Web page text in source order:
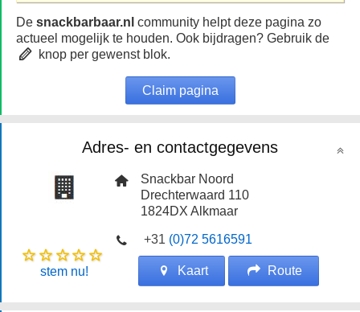
De snackbarbaar.nl community helpt deze pagina zo
actueel mogelijk te houden. Ook bijdragen? Gebruik de
knop per gewenst blok.
Claim pagina
Adres- en contactgegevens
Snackbar Noord
Drechterwaard 110
1824DXAlkmaar
+31 (0)72 5616591
stem nu! Kaart Route